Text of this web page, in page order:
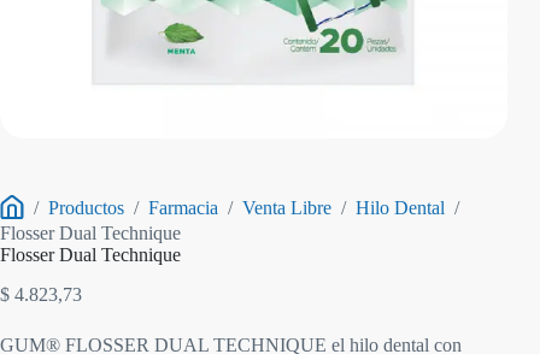
Inicio
/ Productos / Farmacia / Venta Libre / Hilo Dental /
Flosser Dual Technique
Flosser Dual Technique
$ 4.823,73
GUM® FLOSSER DUAL TECHNIQUE el hilo dental con